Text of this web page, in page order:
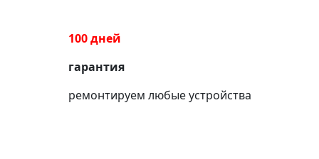
100 дней
гарантия
ремонтируем любые устройства